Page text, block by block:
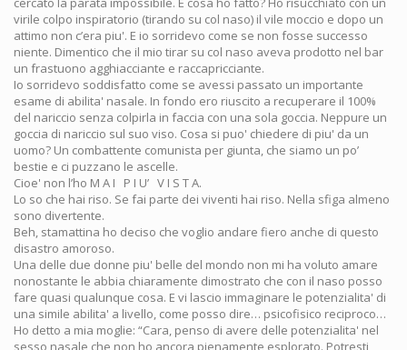
virile colpo inspiratorio (tirando su col naso) il vile moccio e dopo un
attimo non c’era piu'. E io sorridevo come se non fosse successo
niente. Dimentico che il mio tirar su col naso aveva prodotto nel bar
un frastuono agghiacciante e raccapricciante.
Io sorridevo soddisfatto come se avessi passato un importante
esame di abilita' nasale. In fondo ero riuscito a recuperare il 100%
del nariccio senza colpirla in faccia con una sola goccia. Neppure un
goccia di nariccio sul suo viso. Cosa si puo' chiedere di piu' da un
uomo? Un combattente comunista per giunta, che siamo un po’
bestie e ci puzzano le ascelle.
Cioe' non l’ho M A I P I U’ V I S T A.
Lo so che hai riso. Se fai parte dei viventi hai riso. Nella sfiga almeno
sono divertente.
Beh, stamattina ho deciso che voglio andare fiero anche di questo
disastro amoroso.
Una delle due donne piu' belle del mondo non mi ha voluto amare
nonostante le abbia chiaramente dimostrato che con il naso posso
fare quasi qualunque cosa. E vi lascio immaginare le potenzialita' di
una simile abilita' a livello, come posso dire… psicofisico reciproco…
Ho detto a mia moglie: “Cara, penso di avere delle potenzialita' nel
sesso nasale che non ho ancora pienamente esplorato. Potresti